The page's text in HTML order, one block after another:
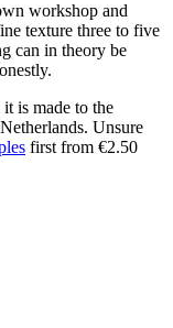
workshop and
texture three to five
can in theory be
is made to the
Unsure
first from €2.50